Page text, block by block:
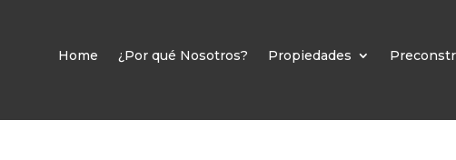
Home ¿Por qué Nosotros? Propiedades